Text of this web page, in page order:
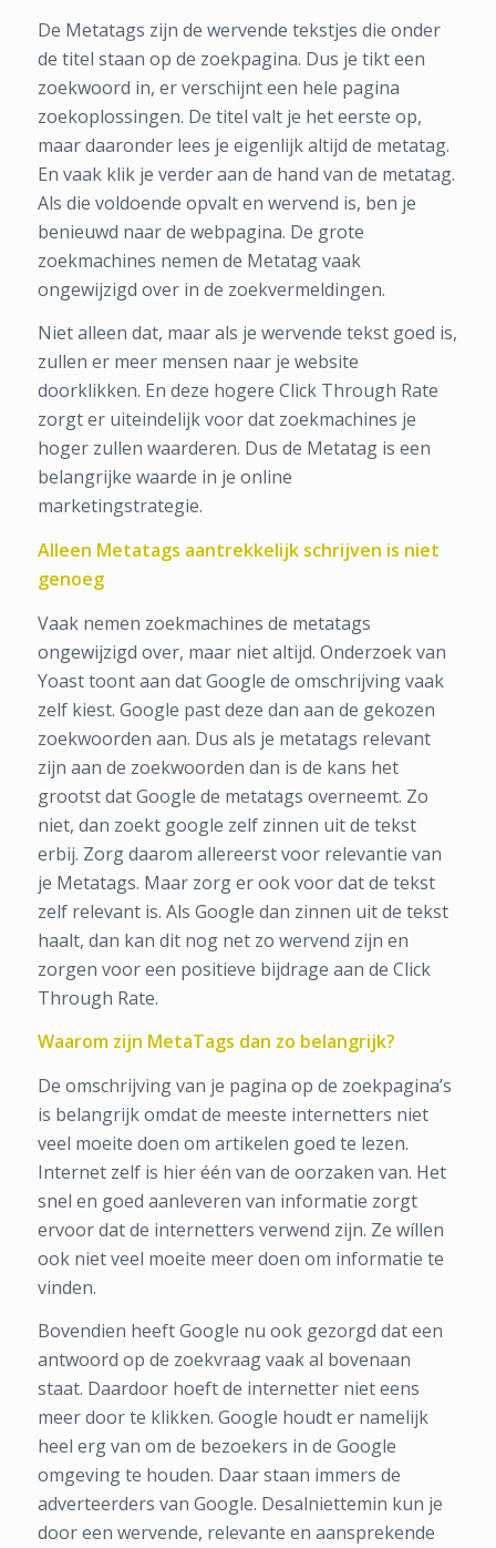
De Metatags zijn de wervende tekstjes die onder
de titel staan op de zoekpagina. Dus je tikt een
zoekwoord in, er verschijnt een hele pagina
zoekoplossingen. De titel valt je het eerste op,
maar daaronder lees je eigenlijk altijd de metatag.
En vaak klik je verder aan de hand van de metatag.
Als die voldoende opvalt en wervend is, ben je
benieuwd naar de webpagina. De grote
zoekmachines nemen de Metatag vaak
ongewijzigd over in de zoekvermeldingen.
Niet alleen dat, maar als je wervende tekst goed is,
zullen er meer mensen naar je website
doorklikken. En deze hogere Click Through Rate
zorgt er uiteindelijk voor dat zoekmachines je
hoger zullen waarderen. Dus de Metatag is een
belangrijke waarde in je online
marketingstrategie.
Alleen Metatags aantrekkelijk schrijven is niet
genoeg
Vaak nemen zoekmachines de metatags
ongewijzigd over, maar niet altijd. Onderzoek van
Yoast toont aan dat Google de omschrijving vaak
zelf kiest. Google past deze dan aan de gekozen
zoekwoorden aan. Dus als je metatags relevant
zijn aan de zoekwoorden dan is de kans het
grootst dat Google de metatags overneemt. Zo
niet, dan zoekt google zelf zinnen uit de tekst
erbij. Zorg daarom allereerst voor relevantie van
je Metatags. Maar zorg er ook voor dat de tekst
zelf relevant is. Als Google dan zinnen uit de tekst
haalt, dan kan dit nog net zo wervend zijn en
zorgen voor een positieve bijdrage aan de Click
Through Rate.
Waarom zijn MetaTags dan zo belangrijk?
De omschrijving van je pagina op de zoekpagina’s
is belangrijk omdat de meeste internetters niet
veel moeite doen om artikelen goed te lezen.
Internet zelf is hier één van de oorzaken van. Het
snel en goed aanleveren van informatie zorgt
ervoor dat de internetters verwend zijn. Ze wíllen
ook niet veel moeite meer doen om informatie te
vinden.
Bovendien heeft Google nu ook gezorgd dat een
antwoord op de zoekvraag vaak al bovenaan
staat. Daardoor hoeft de internetter niet eens
meer door te klikken. Google houdt er namelijk
heel erg van om de bezoekers in de Google
omgeving te houden. Daar staan immers de
adverteerders van Google. Desalniettemin kun je
door een wervende, relevante en aansprekende